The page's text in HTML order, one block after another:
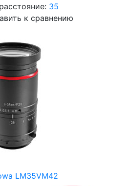
35
к сравнению
LM35VM42